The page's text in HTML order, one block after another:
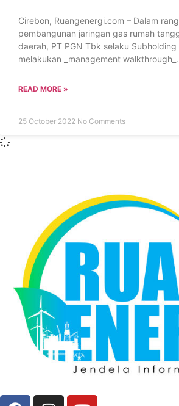
Cirebon, Ruangenergi.com – Dalam
pembangunan jaringan gas rumah
daerah, PT PGN Tbk selaku Subholding
melakukan _management
READ MORE »
25 October 2022 No Comments